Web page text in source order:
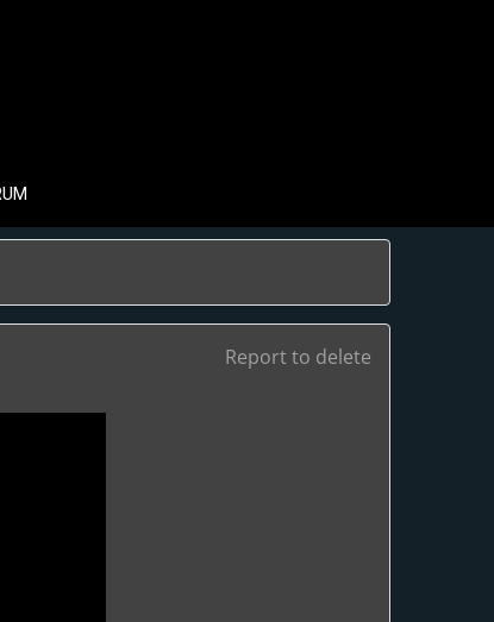
Report to delete